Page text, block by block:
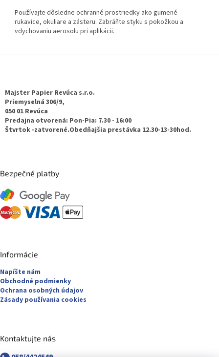
Používajte dôsledne ochranné prostriedky ako gumené
rukavice, okuliare a zásteru. Zabráňte styku s pokožkou a
vdychovaniu aerosolu pri aplikácii.
Majster Papier Revúca s.r.o.
Priemyselná 306/9,
050 01 Revúca
Predajna otvorená: Pon-Pia: 7.30 - 16:00
Štvrtok -zatvorené.Obedňajšia prestávka 12.30-13-30hod.
Bezpečné platby
Informácie
Napíšte nám
Obchodné podmienky
Ochrana osobných údajov
Zásady používania cookies
Kontaktujte nás